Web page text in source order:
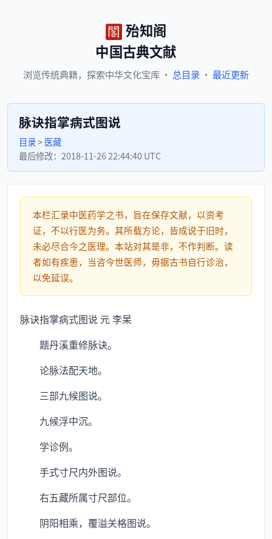
殆知阁
中国古典文献
浏览传统典籍， 探索中华文化宝库 · 总目录 · 最近更新
脉诀指掌病式图说
目录>医藏
最后修改： 2018-11-26 22:44:40 UTC
本栏汇录中医药学之书，旨在保存文献，以资考
证，不以行医为务。其所载方论，皆成说于旧时，
未必尽合今之医理。本站对其是非，不作判断。读
者如有疾患，当咨今世医师，毋据古书自行诊治，
以免延误。
脉诀指掌病式图说 元 李杲
题丹溪重修脉诀。
论脉法配天地。
三部九候图说。
九候浮中沉。
学诊例。
手式寸尺内外图说。
右五藏所属寸尺部位。
阴阳相乘，覆溢关格图说。